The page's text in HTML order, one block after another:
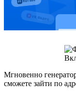
Мгновенно
сможете зайти по